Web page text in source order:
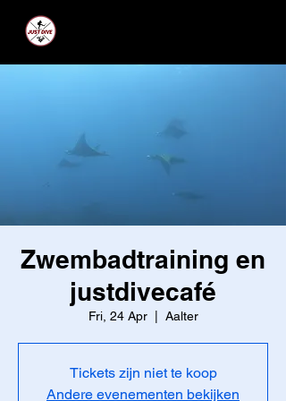
Zwembadtraining en
justdivecafé
Fri, 24 Apr
  |
Aalter
Tickets zijn niet te koop
Andere evenementen bekijken